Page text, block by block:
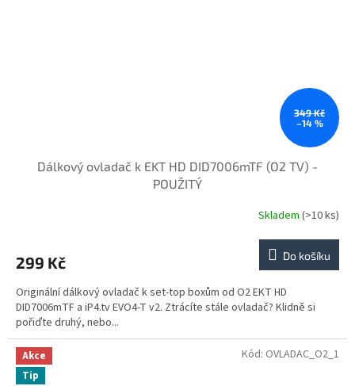
349 Kč
–14 %
Dálkový ovladač k EKT HD DID7006mTF (O2 TV) -
POUŽITÝ
Skladem (>10 ks)
299 Kč Do košíku
Originální dálkový ovladač k set-top boxům od O2 EKT HD
DID7006mTF a iP4.tv EVO4-T v2. Ztrácíte stále ovladač? Klidně si
pořiďte druhý, nebo...
Akce
Tip
Kód: OVLADAC_O2_1